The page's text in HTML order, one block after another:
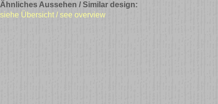
Ähnliches Aussehen / Similar design:
siehe Übersicht / see overview